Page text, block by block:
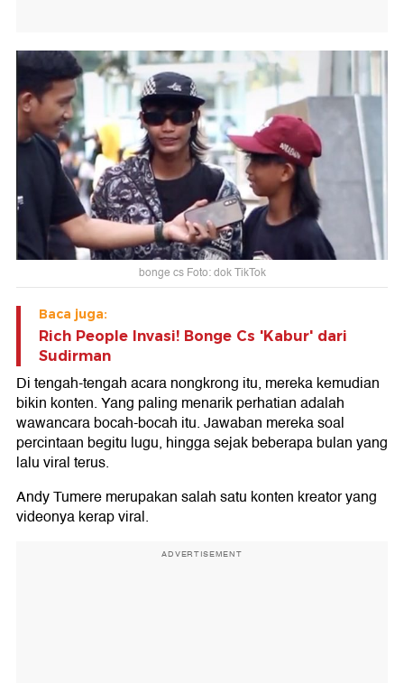
bonge cs Foto: dok TikTok
Baca juga:
Rich People Invasi! Bonge Cs 'Kabur' dari
Sudirman
Di tengah-tengah acara nongkrong itu, mereka kemudian
bikin konten. Yang paling menarik perhatian adalah
wawancara bocah-bocah itu. Jawaban mereka soal
percintaan begitu lugu, hingga sejak beberapa bulan yang
lalu viral terus.
Andy Tumere merupakan salah satu konten kreator yang
videonya kerap viral.
ADVERTISEMENT